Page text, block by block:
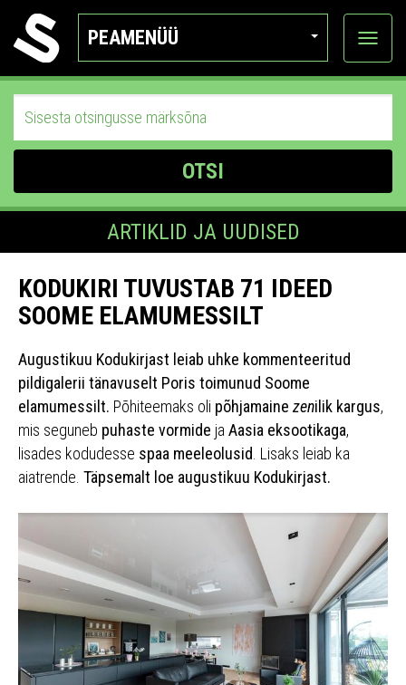
PEAMENÜÜ
Ava
OTSI
ARTIKLID JA UUDISED
KODUKIRI TUVUSTAB 71 IDEED
SOOME ELAMUMESSILT
Augustikuu Kodukirjast leiab uhke kommenteeritud
pildigalerii tänavuselt Poris toimunud Soome
elamumessilt. Põhiteemaks oli põhjamaine zenilik kargus,
mis seguneb puhaste vormide ja Aasia eksootikaga,
lisades kodudesse spaa meeleolusid . Lisaks leiab ka
aiatrende. Täpsemalt loe augustikuu Kodukirjast.